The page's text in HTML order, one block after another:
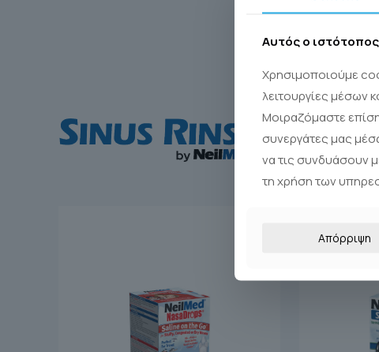
Αυτός ο
Χρησιμοποιούμε
λειτουργίες μέσων
Μοιραζόμαστε
συνεργάτες μας
να τις συνδυάσουν
τη χρήση των
Απόρριψη